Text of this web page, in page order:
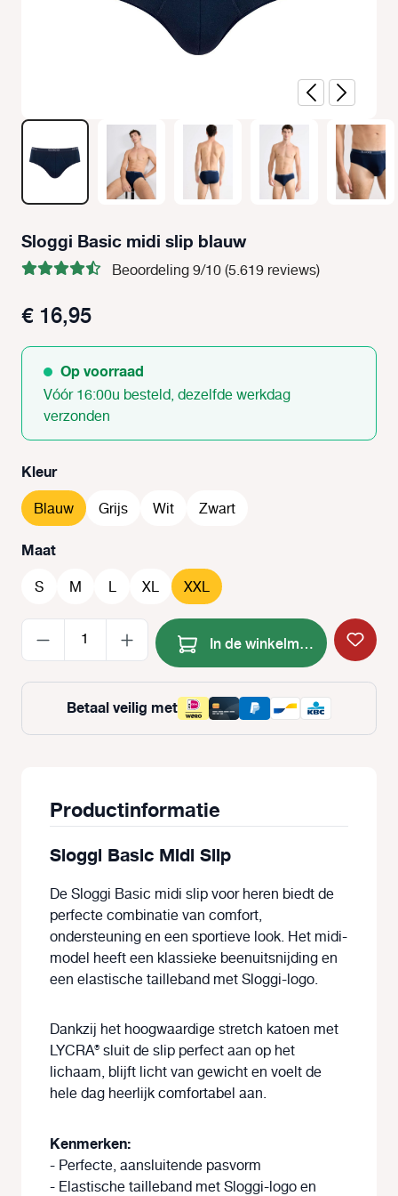
Sloggi Basic midi slip blauw
Beoordeling 9/10 (5.619 reviews)
€ 16,95
Op voorraad
Vóór 16:00u besteld, dezelfde werkdag
verzonden
Selecteer
Kleur
Blauw Grijs Wit Zwart
Selecteer
Maat
S M L XL XXL
Producthoeveelheid: Voer
In de winkelmand
Betaal veilig met
Productinformatie
Sloggi Basic Midi Slip
DeSloggi Basic midi slipvoor heren biedt de
perfecte combinatie van comfort,
ondersteuning en een sportieve look. Het midi-
model heeft een klassieke beenuitsnijdingen
een elastische tailleband met Sloggi-logo.
Dankzij het hoogwaardigestretch katoen met
LYCRA®sluit de slip perfect aan op het
lichaam, blijft licht van gewicht en voelt de
hele dag heerlijk comfortabel aan.
Kenmerken:
- Perfecte, aansluitende pasvorm
- Elastische tailleband met Sloggi-logo en